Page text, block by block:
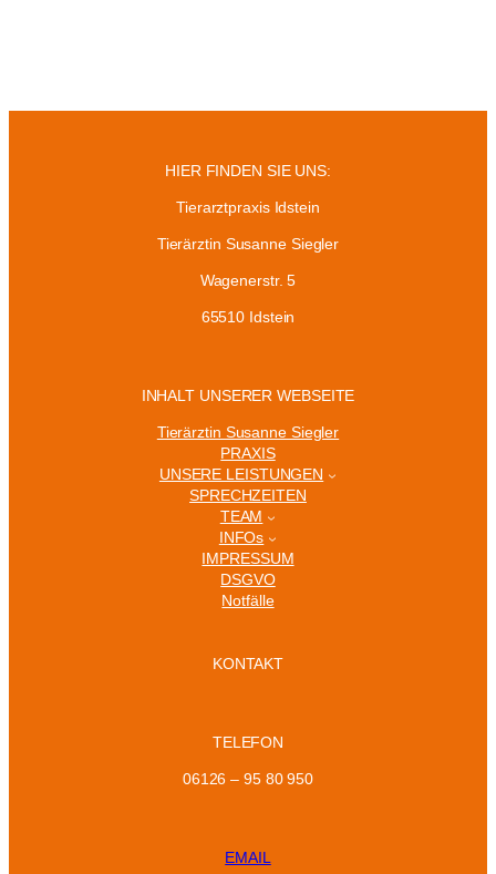
HIER FINDEN SIE UNS:
Tierarztpraxis Idstein
Tierärztin Susanne Siegler
Wagenerstr. 5
65510 Idstein
INHALT UNSERER WEBSEITE
Tierärztin Susanne Siegler
PRAXIS
UNSERE LEISTUNGEN
SPRECHZEITEN
TEAM
INFOs
IMPRESSUM
DSGVO
Notfälle
KONTAKT
TELEFON
06126 – 95 80 950
EMAIL